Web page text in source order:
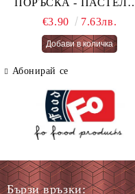
ПОРЪСКА - ПАСТЕЛНА
ОГНЕНА ТОРТА -
PASTEL FAIRY CAKES
66 гр.
€3.90 7.63лв.
Абонирай се
Бързи връзки: